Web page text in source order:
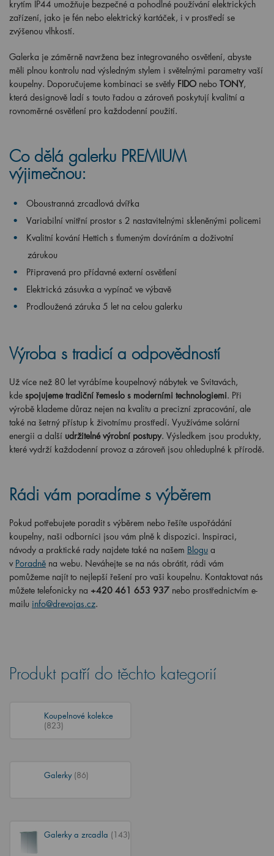
krytím IP44 umožňuje bezpečné a pohodlné používání elektrických
zařízení, jako je fén nebo elektrický kartáček, i v prostředí se
zvýšenou vlhkostí.
Galerka je záměrně navržena bez integrovaného osvětlení, abyste
měli plnou kontrolu nad výsledným stylem i světelnými parametry vaší
koupelny. Doporučujeme kombinaci se světly FIDO nebo TONY,
která designově ladí s touto řadou a zároveň poskytují kvalitní a
rovnoměrné osvětlení pro každodenní použití.
Co dělá galerku PREMIUM
výjimečnou:
Oboustranná zrcadlová dvířka
Variabilní vnitřní prostor s 2 nastavitelnými skleněnými policemi
Kvalitní kování Hettich s tlumeným dovíráním a doživotní
zárukou
Připravená pro přídavné externí osvětlení
Elektrická zásuvka a vypínač ve výbavě
Prodloužená záruka 5 let na celou galerku
Výroba s tradicí a odpovědností
Už více než 80 let vyrábíme koupelnový nábytek ve Svitavách,
kde spojujeme tradiční řemeslo s moderními technologiemi. Při
výrobě klademe důraz nejen na kvalitu a precizní zpracování, ale
také na šetrný přístup k životnímu prostředí. Využíváme solární
energii a další udržitelné výrobní postupy. Výsledkem jsou produkty,
které vydrží každodenní provoz a zároveň jsou ohleduplné k přírodě.
Rádi vám poradíme s výběrem
Pokud potřebujete poradit s výběrem nebo řešíte uspořádání
koupelny, naši odborníci jsou vám plně k dispozici. Inspiraci,
návody a praktické rady najdete také na našem Blogu a
v Poradně na webu. Neváhejte se na nás obrátit, rádi vám
pomůžeme najít to nejlepší řešení pro vaši koupelnu. Kontaktovat nás
můžete telefonicky na +420 461 653 937 nebo prostřednictvím e-
mailu info@drevojas.cz.
Produkt patří do těchto kategorií
Koupelnové kolekce
(823)
Galerky (86)
Galerky a zrcadla (143)